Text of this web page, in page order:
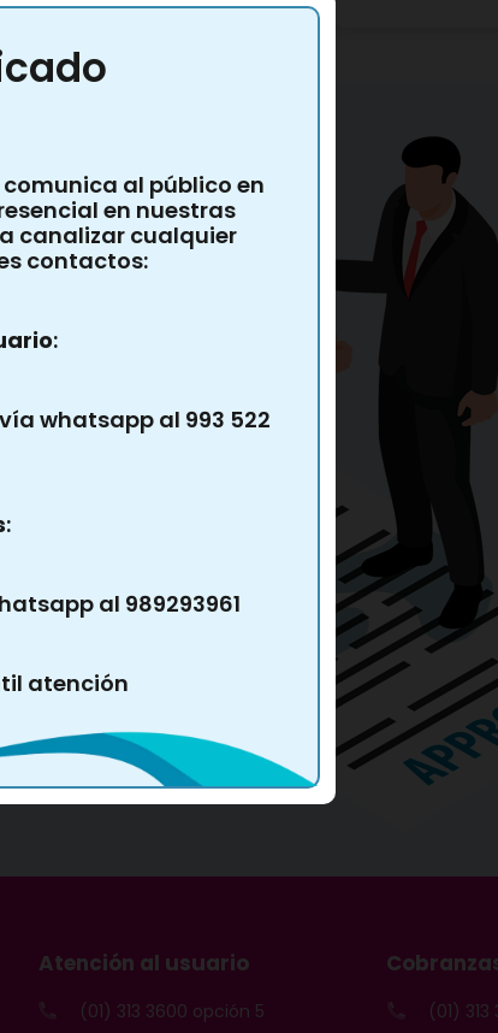
Atención al usuario
(01) 313 3600 opción 5 (01)
comunica al público en
en nuestras
canalizar cualquier
contactos:
:
whatsapp al 993 522
:
al 989293961
atención